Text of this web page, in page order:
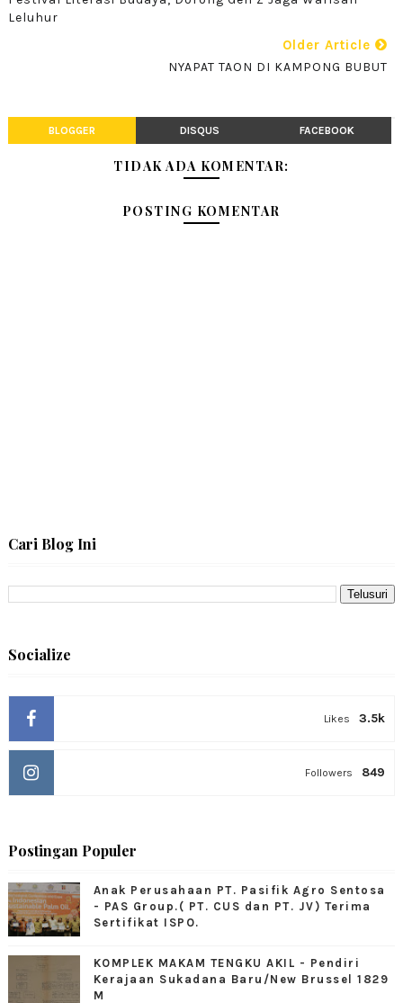
Leluhur
Older Article
NYAPAT TAON DI KAMPONG BUBUT
BLOGGER DISQUS FACEBOOK
TIDAK ADA KOMENTAR:
POSTING KOMENTAR
Cari Blog Ini
Socialize
3.5k
Likes
849
Followers
Postingan Populer
Anak Perusahaan PT. Pasifik Agro Sentosa
- PAS Group.( PT. CUS dan PT. JV) Terima
Sertifikat ISPO.
KOMPLEK MAKAM TENGKU AKIL - Pendiri
Kerajaan Sukadana Baru/New Brussel 1829
M